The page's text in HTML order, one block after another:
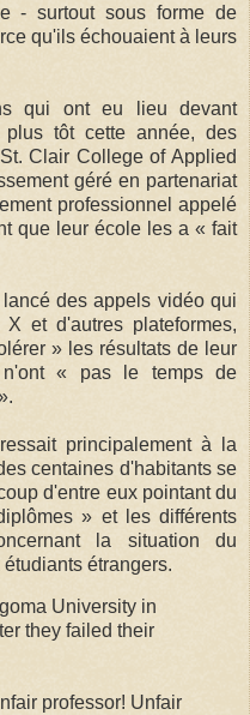
- surtout sous forme de
qu'ils échouaient à leurs
qui ont eu lieu devant
tôt cette année, des
Clair College of Applied
géré en partenariat
professionnel appelé
que leur école les a « fait
des appels vidéo qui
et d'autres plateformes,
» les résultats de leur
« pas le temps de
principalement à la
centaines d'habitants se
d'entre eux pointant du
» et les différents
la situation du
étrangers.
University in
they failed their
professor! Unfair